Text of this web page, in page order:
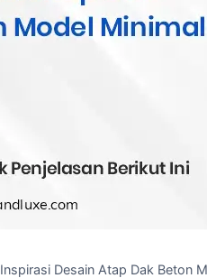
Inspirasi Desain Atap Dak Beton